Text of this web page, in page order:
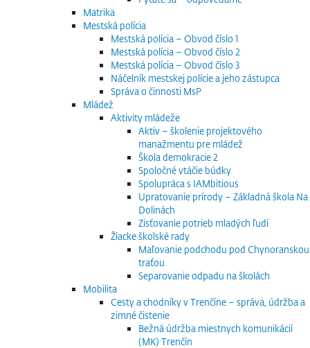
Matrika
Mestská polícia
Mestská polícia – Obvod číslo 1
Mestská polícia – Obvod číslo 2
Mestská polícia – Obvod číslo 3
Náčelník mestskej polície a jeho zástupca
Správa o činnosti MsP
Mládež
Aktivity mládeže
Aktiv – školenie projektového
manažmentu pre mládež
Škola demokracie 2
Spoločné vtáčie búdky
Spolupráca s IAMbitious
Upratovanie prírody – Základná škola Na
Dolinách
Zisťovanie potrieb mladých ľudí
Žiacke školské rady
Maľovanie podchodu pod Chynoranskou
traťou
Separovanie odpadu na školách
Mobilita
Cesty a chodníky v Trenčíne – správa, údržba a
zimné čistenie
Bežná údržba miestnych komunikácií
(MK) Trenčín